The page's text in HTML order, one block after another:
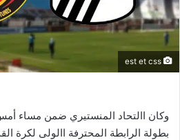
وكان االتحاد المنستيري ضمن مساء